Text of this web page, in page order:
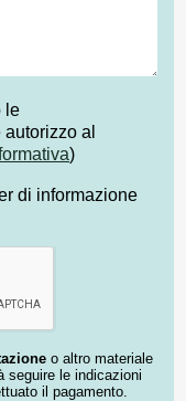
le
autorizzo al
)
di informazione
o altro materiale
seguire le indicazioni
il pagamento.